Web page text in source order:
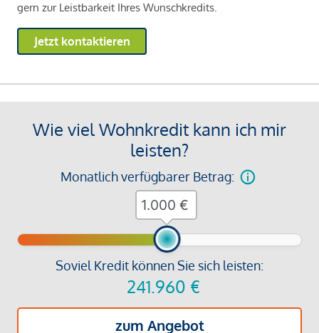
gern zur Leistbarkeit Ihres Wunschkredits.
Jetzt kontaktieren
Wie viel Wohnkredit kann ich mir
leisten?
Monatlich verfügbarer Betrag:
Soviel Kredit können Sie sich leisten:
241.960 €
zum Angebot
€